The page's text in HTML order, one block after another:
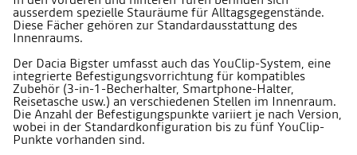
ausserdem spezielle Stauräume für Alltagsgegenstände.
Diese Fächer gehören zur Standardausstattung des
Innenraums.
Der Dacia Bigster umfasst auch das YouClip-System, eine
integrierte Befestigungsvorrichtung für kompatibles
Zubehör (3-in-1-Becherhalter, Smartphone-Halter,
Reisetasche usw.) an verschiedenen Stellen im Innenraum.
Die Anzahl der Befestigungspunkte variiert je nach Version,
wobei in der Standardkonfiguration bis zu fünf YouClip-
Punkte vorhanden sind.